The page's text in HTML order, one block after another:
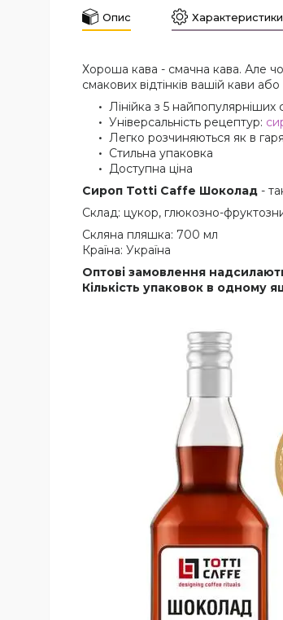
Опис Характеристики
Хороша кава - смачна кава. Але
смакових відтінків вашій кави
Лінійка з 5 найпопулярніших
Універсальність рецептур:
Легко розчиняються як в
Стильна упаковка
Доступна ціна
Сироп Totti Caffe Шоколад -
Склад: цукор, глюкозно-
Скляна пляшка: 700 мл
Країна: Україна
Оптові замовлення
Кількість упаковок в одному